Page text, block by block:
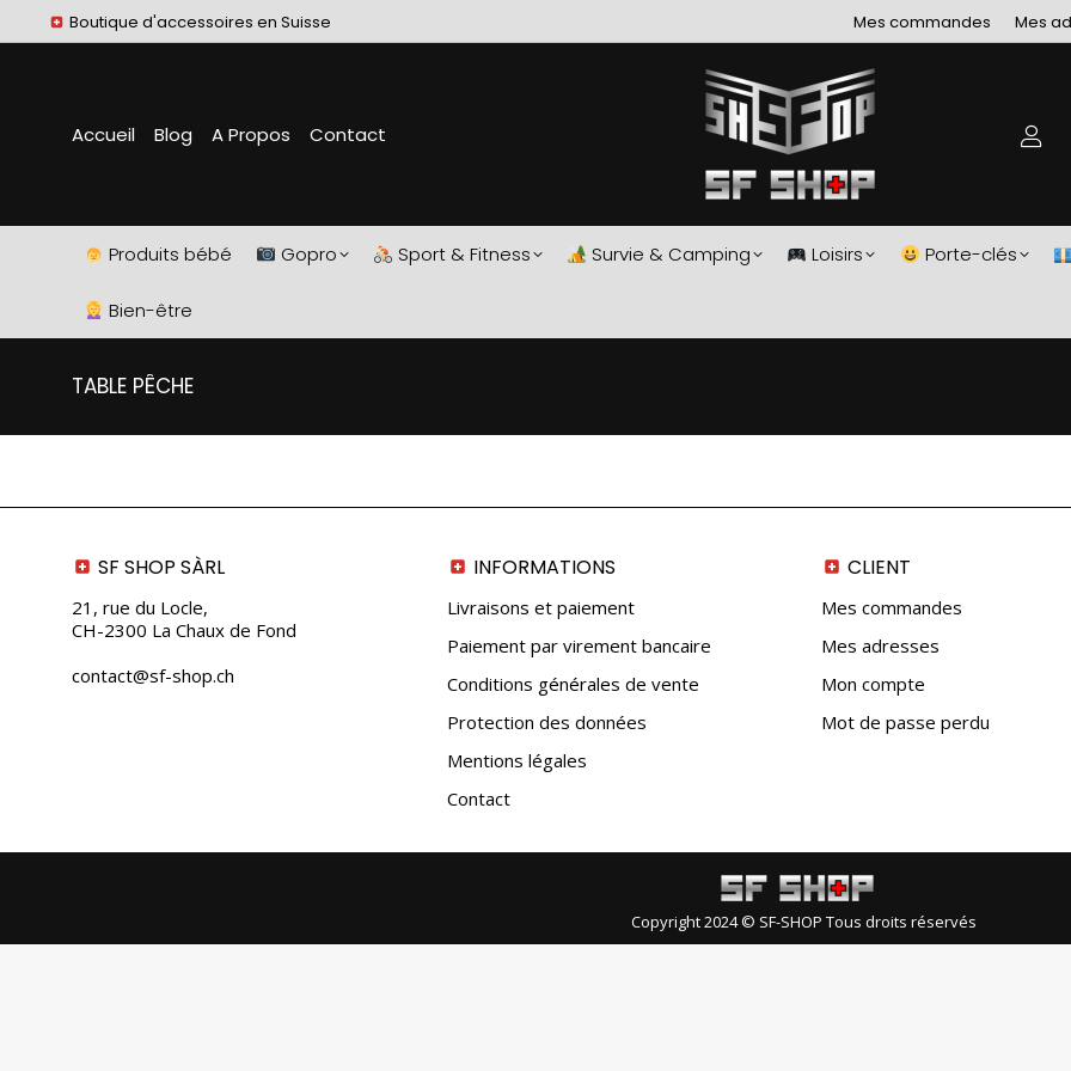
Boutique d'accessoires en Suisse Mes commandes Mes
Accueil Blog A Propos Contact
Produits bébé Gopro Sport & Fitness Survie & Camping Loisirs Porte-clés
Bien-être
TABLE PÊCHE
SF SHOP SÀRL
21, rue du Locle,
CH-2300 La Chaux de Fond
contact@sf-shop.ch
INFORMATIONS
Livraisons et paiement
Paiement par virement bancaire
Conditions générales de vente
Protection des données
Mentions légales
Contact
CLIENT
Mes commandes
Mes adresses
Mon compte
Mot de passe perdu
Copyright 2024 © SF-SHOP Tous droits réservés